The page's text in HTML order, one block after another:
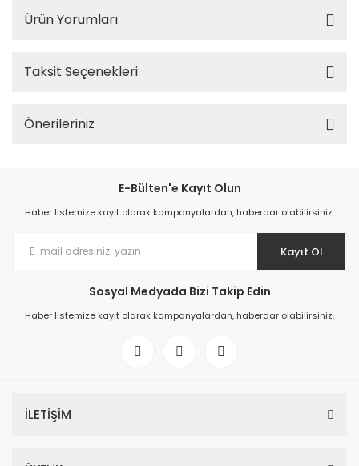
Ürün Yorumları
Taksit Seçenekleri
Önerileriniz
E-Bülten'e Kayıt Olun
Haber listemize kayıt olarak kampanyalardan, haberdar olabilirsiniz.
Kayıt Ol
Sosyal Medyada Bizi Takip Edin
Haber listemize kayıt olarak kampanyalardan, haberdar olabilirsiniz.
İLETİŞİM